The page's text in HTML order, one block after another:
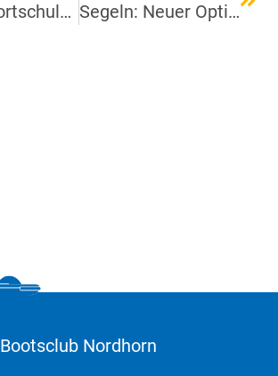
Wassersportschule: Neue Kurse 2018 Segeln: Neuer Opti-Anfängerkurs
Bootsclub Nordhorn